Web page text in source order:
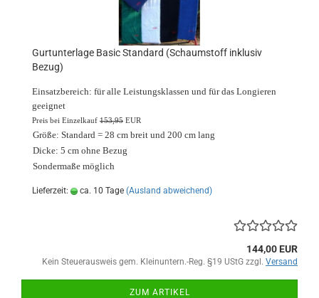
Gurtunterlage Basic Standard (Schaumstoff inklusiv
Bezug)
Einsatzbereich: für alle Leistungsklassen und für das Longieren
geeignet
Preis bei Einzelkauf 153,95 EUR
Größe: Standard = 28 cm breit und 200 cm lang
Dicke: 5 cm ohne Bezug
Sondermaße möglich
Lieferzeit: ca. 10 Tage (Ausland abweichend)
144,00 EUR
Kein Steuerausweis gem. Kleinuntern.-Reg. §19 UStG zzgl. Versand
ZUM ARTIKEL